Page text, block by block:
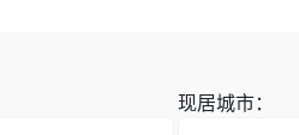
现居城市：